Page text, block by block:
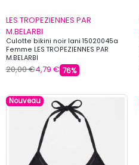
LES TROPEZIENNES PAR
M.BELARBI
Culotte bikini noir lani 15020045a
Femme LES TROPEZIENNES PAR
M.BELARBI
20,00 €4,79 € 76%
Nouveau